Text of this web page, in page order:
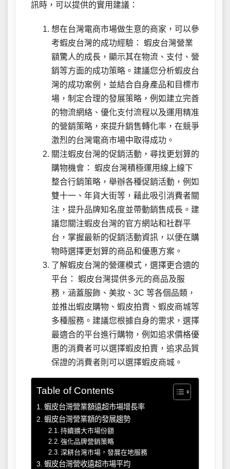
訊時，可以提供的實用建議：
想在台灣電商市場做生意的商家，可以參
考蝦皮台灣的成功經驗： 蝦皮台灣營業
額驚人的成長，顯示其在物流、支付、營
銷等方面的成功策略。建議您分析蝦皮台
灣的成功案例，並結合自身產品和目標市
場，制定合理的發展策略，例如建立完善
的物流網絡、優化支付流程以及運用精准
的營銷策略，來提升銷售轉化率，在競爭
激烈的台灣電商市場中取得成功。
關注蝦皮台灣的促銷活動，尋找更划算的
購物機會： 蝦皮台灣積極運用線上線下
整合行銷策略，舉辦各種促銷活動，例如
雙十一、年貨大街等，藉此吸引消費者關
注，提升品牌知名度並帶動銷售成長。建
議您關注蝦皮台灣的官方網站和社群平
台，掌握最新的促銷活動資訊，以便在購
物時選擇更划算的商品和優惠方案。
了解蝦皮台灣的營運模式，選擇更合適的
平台： 蝦皮台灣提供多元的商品及服
務，涵蓋服飾、美妝、3C 等各個品類，
並推出蝦皮購物、蝦皮拍賣、蝦皮商城等
多種服務。建議您根據自身的需求，選擇
最適合的平台進行購物，例如追求價格優
惠的消費者可以選擇蝦皮拍賣，追求品質
保證的消費者則可以選擇蝦皮商城。
Table of Contents
蝦皮台灣營業額遠超市場增長率
蝦皮台灣營業額的發展趨勢
持續擴大市場份額
強化品牌營銷策略
深耕台灣市場，發展在地服務
蝦皮台灣營收遠超市場平均